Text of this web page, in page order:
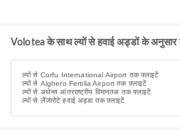
Volotea के साथ ल्यों से हवाई अड्डों के अनुसार
ल्यों से Corfu International Airport तक फ़्लाइटें
ल्यों से Alghero Fertilia Airport तक फ़्लाइटें
ल्यों से अथेन्स आंतरराष्ट्रीय विमानतळ तक फ़्लाइटें
ल्यों से लैंजारोटे हवाई अड्डा तक फ़्लाइटें